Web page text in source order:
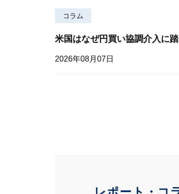
コラム
米国はなぜ円買い協調介入に
2026年08月07日